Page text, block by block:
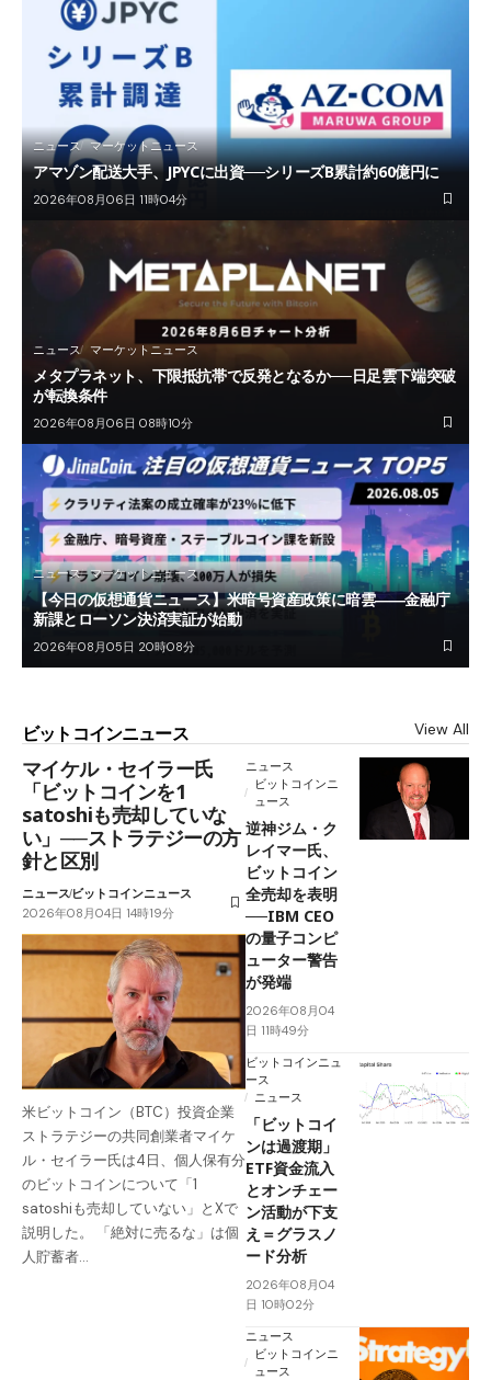
ニュース マーケットニュース
アマゾン配送大手、JPYCに出資──シリーズB累計約60億円に
2026年08月06日 11時04分
ニュース マーケットニュース
メタプラネット、下限抵抗帯で反発となるか──日足雲下端突破
が転換条件
2026年08月06日 08時10分
ニュース マーケットニュース
【今日の仮想通貨ニュース】米暗号資産政策に暗雲――金融庁
新課とローソン決済実証が始動
2026年08月05日 20時08分
ビットコインニュース View All
マイケル・セイラー氏
「ビットコインを1
satoshiも売却していな
い」──ストラテジーの方
針と区別
ニュースビットコインニュース
2026年08月04日 14時19分
米ビットコイン（BTC）投資企業
ストラテジーの共同創業者マイケ
ル・セイラー氏は4日、個人保有分
のビットコインについて「1
satoshiも売却していない」とXで
説明した。 「絶対に売るな」は個
人貯蓄者…
ニュース
ビットコインニ
ュース
逆神ジム・ク
レイマー氏、
ビットコイン
全売却を表明
──IBM CEO
の量子コンピ
ューター警告
が発端
2026年08月04
日 11時49分
ビットコインニュ
ース
ニュース
「ビットコイ
ンは過渡期」
ETF資金流入
とオンチェー
ン活動が下支
え＝グラスノ
ード分析
2026年08月04
日 10時02分
ニュース
ビットコインニ
ュース